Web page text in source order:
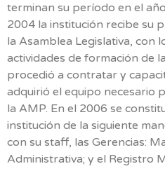
terminan su período en el
2004 la institución recibe su
la Asamblea Legislativa, con
actividades de formación de
procedió a contratar y
adquirió el equipo necesario
la AMP. En el 2006 se
institución de la siguiente
con su staff, las Gerencias:
Administrativa; y el Registro